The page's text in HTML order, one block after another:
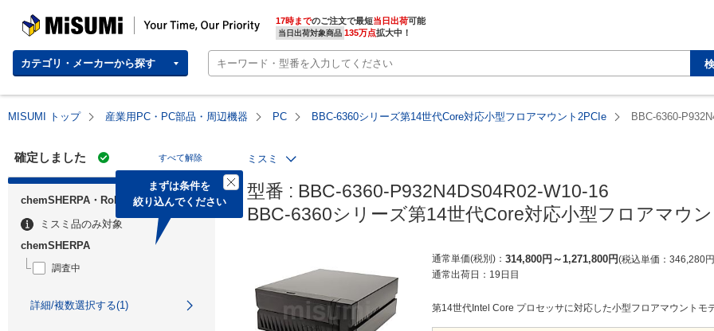
MISUMI | Your Time, Our Priority 17時までのご注文で最短当日出荷
当日出荷対象商品 135万点拡大中！
カテゴリ・メーカーから探す
MISUMI トップ 産業用PC・PC部品・周辺機器 PC BBC-6360シリーズ第14世代Core対応小型フロアマウント2PCIe BBC-6360-
確定しました すべて解除
まずは条件を
絞り込んでください
chemSHERPA・RoHS
ミスミ品のみ対象
chemSHERPA
調査中
詳細/複数選択する(1)
ミスミ
型番 : BBC-6360-P932N4DS04R02-W10-16
BBC-6360シリーズ第14世代Core対応小型フロアマウ
通常単価(税別) 314,800円 ～1,271,800円 税込単価 346,280円
通常出荷日： 19日目
第14世代Intel Core プロセッサに対応した小型フロアマウントモデ